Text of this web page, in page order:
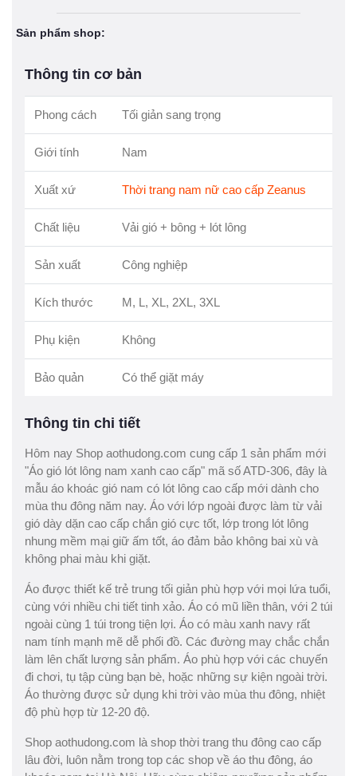
Sản phẩm shop:
Thông tin cơ bản
Phong cách Tối giản sang trọng
Giới tính Nam
Xuất xứ Thời trang nam nữ cao cấp Zeanus
Chất liệu Vải gió + bông + lót lông
Sản xuất Công nghiệp
Kích thước M, L, XL, 2XL, 3XL
Phụ kiện Không
Bảo quản Có thể giặt máy
Thông tin chi tiết
Hôm nay Shop aothudong.com cung cấp 1 sản phẩm mới
"Áo gió lót lông nam xanh cao cấp" mã số ATD-306, đây là
mẫu áo khoác gió nam có lót lông cao cấp mới dành cho
mùa thu đông năm nay. Áo với lớp ngoài được làm từ vải
gió dày dặn cao cấp chắn gió cực tốt, lớp trong lót lông
nhung mềm mại giữ ấm tốt, áo đảm bảo không bai xù và
không phai màu khi giặt.
Áo được thiết kế trẻ trung tối giản phù hợp với mọi lứa tuổi,
cùng với nhiều chi tiết tinh xảo. Áo có mũ liền thân, với 2 túi
ngoài cùng 1 túi trong tiện lợi. Áo có màu xanh navy rất
nam tính mạnh mẽ dễ phối đồ. Các đường may chắc chắn
làm lên chất lượng sản phẩm. Áo phù hợp với các chuyến
đi chơi, tụ tập cùng bạn bè, hoặc những sự kiện ngoài trời.
Áo thường được sử dụng khi trời vào mùa thu đông, nhiệt
độ phù hợp từ 12-20 độ.
Shop aothudong.com là shop thời trang thu đông cao cấp
lâu đời, luôn nằm trong top các shop về áo thu đông, áo